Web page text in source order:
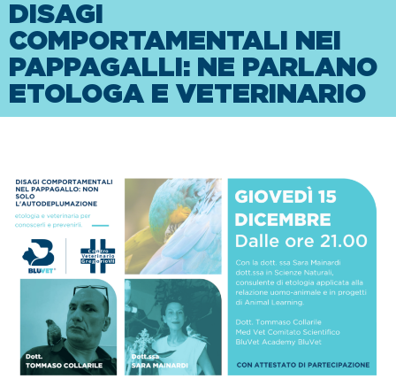
DISAGI
COMPORTAMENTALI NEI
PAPPAGALLI: NE PARLANO
ETOLOGA E VETERINARIO